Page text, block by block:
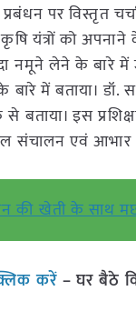
पर विस्तृत
यंत्रों को अपनाने
नमूने लेने के बारे में
में बताया।
बताया। इस
एवं आभार
की खेती के साथ
करें – घर बैठे